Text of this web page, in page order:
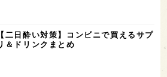
【二日酔い対策】コンビニで買えるサプ
＆ドリンクまとめ